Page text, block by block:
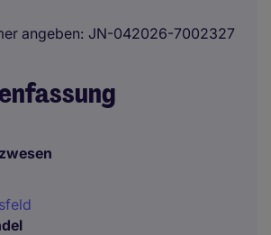
angeben JN-042026-7002327